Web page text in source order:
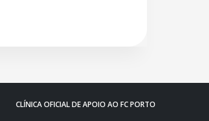
CLÍNICA OFICIAL DE APOIO AO FC PORTO